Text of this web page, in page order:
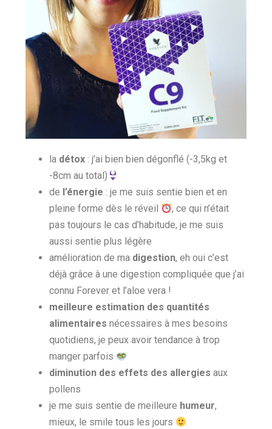
la détox: j’ai bien bien dégonflé (-3,5kg et
-8cm au total)
de l’énergie : je me suis sentie bien et en
pleine forme dès le réveil
, ce qui n’était
pas toujours le cas d’habitude, je me suis
aussi sentie plus légère
amélioration de ma digestion, eh oui c’est
déjà grâce à une digestion compliquée que j’ai
connu Forever et l’aloe vera !
meilleure estimation des quantités
alimentaires nécessaires à mes besoins
quotidiens, je peux avoir tendance à trop
manger parfois
diminution des effets des allergies aux
pollens
je me suis sentie de meilleure humeur,
mieux, le smile tous les jours